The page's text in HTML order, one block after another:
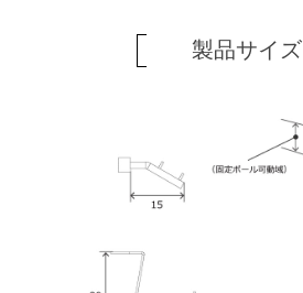
製品サイズ